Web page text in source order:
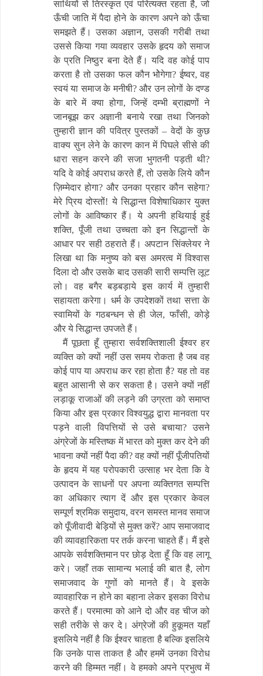
साथियों से तिरस्कृत एवं परित्यक्त रहता है, जो
ऊँची जाति में पैदा होने के कारण अपने को ऊँचा
समझते हैं। उसका अज्ञान, उसकी गरीबी तथा
उससे किया गया व्यवहार उसके हृदय को समाज
के प्रति निष्ठुर बना देते हैं। यदि वह कोई पाप
करता है तो उसका फल कौन भोेगेगा? ईष्वर, वह
स्वयं या समाज के मनीषी? और उन लोगों के दण्ड
के बारे में क्या होगा, जिन्हें दम्भी ब्राह्मणों ने
जानबूझ कर अज्ञानी बनाये रखा तथा जिनको
तुम्हारी ज्ञान की पवित्र पुस्तकों – वेदों के कुछ
वाक्य सुन लेने के कारण कान में पिघले सीसे की
धारा सहन करने की सजा भुगतनी पड़ती थी?
यदि वे कोई अपराध करते हैं, तो उसके लिये कौन
ज़िम्मेदार होगा? और उनका प्रहार कौन सहेगा?
मेरे प्रिय दोस्तों! ये सिद्धान्त विशेषाधिकार युक्त
लोगों के आविष्कार हैं। ये अपनी हथियाई हुई
शक्ति, पूँजी तथा उच्चता को इन सिद्धान्तों के
आधार पर सही ठहराते हैं। अपटान सिंक्लेयर ने
लिखा था कि मनुष्य को बस अमरत्व में विश्वास
दिला दो और उसके बाद उसकी सारी सम्पत्ति लूट
लो। वह बगैर बड़बड़ाये इस कार्य में तुम्हारी
सहायता करेगा। धर्म के उपदेशकों तथा सत्ता के
स्वामियों के गठबन्धन से ही जेल, फाँसी, कोड़े
और ये सिद्धान्त उपजते हैं।
मैं पूछता हूँ तुम्हारा सर्वशक्तिशाली ईश्वर हर
व्यक्ति को क्यों नहीं उस समय रोकता है जब वह
कोई पाप या अपराध कर रहा होता है? यह तो वह
बहुत आसानी से कर सकता है। उसने क्यों नहीं
लड़ाकू राजाओं की लड़ने की उग्रता को समाप्त
किया और इस प्रकार विश्वयुद्ध द्वारा मानवता पर
पड़ने वाली विपत्तियों से उसे बचाया? उसने
अंग्रेजों के मस्तिष्क में भारत को मुक्त कर देने की
भावना क्यों नहीं पैदा की? वह क्यों नहीं पूँजीपतियों
के हृदय में यह परोपकारी उत्साह भर देता कि वे
उत्पादन के साधनों पर अपना व्यक्तिगत सम्पत्ति
का अधिकार त्याग दें और इस प्रकार केवल
सम्पूर्ण श्रमिक समुदाय, वरन समस्त मानव समाज
को पूँजीवादी बेड़ियों से मुक्त करें? आप समाजवाद
की व्यावहारिकता पर तर्क करना चाहते हैं। मैं इसे
आपके सर्वशक्तिमान पर छोड़ देता हूँ कि वह लागू
करे। जहाँ तक सामान्य भलाई की बात है, लोग
समाजवाद के गुणों को मानते हैं। वे इसके
व्यावहारिक न होने का बहाना लेकर इसका विरोध
करते हैं। परमात्मा को आने दो और वह चीज को
सही तरीके से कर दे। अंग्रेजों की हुकूमत यहाँ
इसलिये नहीं है कि ईश्वर चाहता है बल्कि इसलिये
कि उनके पास ताकत है और हममें उनका विरोध
करने की हिम्मत नहीं। वे हमको अपने प्रभुत्व में